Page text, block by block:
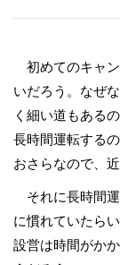
初めてのキャ
いだろう。なぜ
く細い道もある
長時間運転する
おさらなので、
それに長時間
に慣れていたら
設営は時間がか